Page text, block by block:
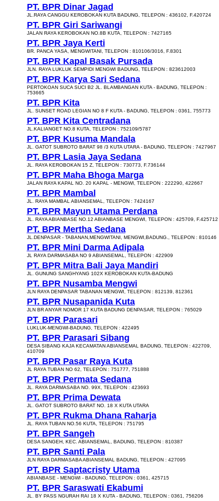
PT. BPR Dinar Jagad
JL.RAYA CANGGU KEROBOKAN KUTA BADUNG, TELEPON : 436102, F.420724
PT. BPR Giri Sariwangi
JALAN RAYA KEROBOKAN NO.8B KUTA, TELEPON : 7427165
PT. BPR Jaya Kerti
BR. PANCA YASA, MENGWITANI, TELEPON : 810106/3016, F.8301
PT. BPR Kapal Basak Pursada
JLN. RAYA LUKLUK SEMPIDI MENGWI BADUNG, TELEPON : 823612003
PT. BPR Karya Sari Sedana
PERTOKOAN SUCA SUCI B2 JL. BLAMBANGAN KUTA - BADUNG, TELEPON :
753665
PT. BPR Kita
JL. SUNSET ROAD LEGIAN NO 8 F KUTA - BADUNG, TELEPON : 0361, 755773
PT. BPR Kita Centradana
JL.KALIANGET NO.8 KUTA, TELEPON : 752109/5787
PT. BPR Kusuma Mandala
JL. GATOT SUBROTO BARAT 98 /3 KUTA UTARA - BADUNG, TELEPON : 7427967
PT. BPR Lasia Jaya Sedana
JL. RAYA KEROBOKAN 15 Z, TELEPON : 730773, F.736144
PT. BPR Maha Bhoga Marga
JALAN RAYA KAPAL NO. 20 KAPAL - MENGWI, TELEPON : 222290, 422667
PT. BPR Mambal
JL. RAYA MAMBAL ABIANSEMAL, TELEPON : 7424167
PT. BPR Mayun Utama Perdana
JL. RAYA ABIANBASE NO.12 ABIANBASE MENGWI, TELEPON : 425709, F.425712
PT. BPR Mertha Sedana
JL.DENPASAR - TABANAN,MENGWITANI, MENGWI,BADUNG., TELEPON : 810146
PT. BPR Mini Darma Adipala
JL RAYA DARMASABA NO 9 ABIANSEMAL, TELEPON : 422909
PT. BPR Mitra Bali Jaya Mandiri
JL. GUNUNG SANGHYANG 102X KEROBOKAN KUTA-BADUNG
PT. BPR Nusamba Mengwi
JLN RAYA DENPASAR TABANAN MENGWI, TELEPON : 812139, 812361
PT. BPR Nusapanida Kuta
JLN BR ANYAR NOMOR 17 KUTA BADUNG DENPASAR, TELEPON : 765029
PT. BPR Parasari
LUKLUK-MENGWI-BADUNG, TELEPON : 422495
PT. BPR Parasari Sibang
DESA SIBANG KAJA KECAMATAN ABIANSEMAL BADUNG, TELEPON : 422709,
410709
PT. BPR Pasar Raya Kuta
JL RAYA TUBAN NO 62, TELEPON : 751777, 751888
PT. BPR Permata Sedana
JL. RAYA DARMASABA NO. 99X, TELEPON : 423693
PT. BPR Prima Dewata
JL. GATOT SUBROTO BARAT NO. 18 X KUTA UTARA
PT. BPR Rukma Dhana Raharja
JL. RAYA TUBAN NO.56 KUTA, TELEPON : 751795
PT. BPR Sangeh
DESA SANGEH, KEC. ABIANSEMAL, BADUNG, TELEPON : 810387
PT. BPR Santi Pala
JLN RAYA DARMASABA ABIANSEMAL BADUNG, TELEPON : 427095
PT. BPR Saptacristy Utama
ABIANBASE - MENGWI - BADUNG, TELEPON : 0361, 425715
PT. BPR Saraswati Ekabumi
JL. BY PASS NGURAH RAI 18 X KUTA - BADUNG, TELEPON : 0361, 756206